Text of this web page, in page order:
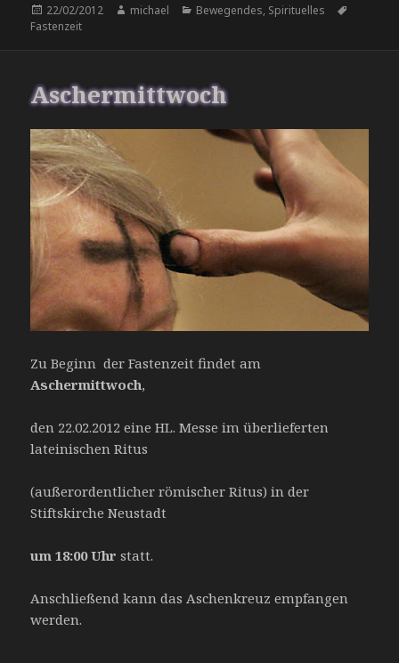
Veröffentlicht
am
22/02/2012 Autor
michael Kategorien
Bewegendes, Spirituelles
Fastenzeit
Aschermittwoch
Zu Beginn der Fastenzeit findet am
Aschermittwoch,
den 22.02.2012 eine HL. Messe im überlieferten
lateinischen Ritus
(außerordentlicher römischer Ritus) in der
Stiftskirche Neustadt
um 18:00 Uhr statt.
Anschließend kann das Aschenkreuz empfangen
werden.